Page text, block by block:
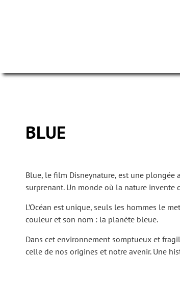
BLUE
Blue, le film Disneynature, est une plongée
surprenant. Un monde où la nature invente
L’Océan est unique, seuls les hommes le
couleur et son nom : la planète bleue.
Dans cet environnement somptueux et
celle de nos origines et notre avenir. Une